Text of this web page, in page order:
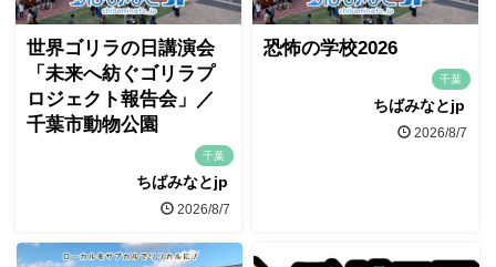
世界ゴリラの日講演会
「未来へ紡ぐゴリラプ
ロジェクト報告会」／
千葉市動物公園
千葉
ちばみなとjp
2026/8/7
恐怖の学校2026
千葉
ちばみなとjp
2026/8/7